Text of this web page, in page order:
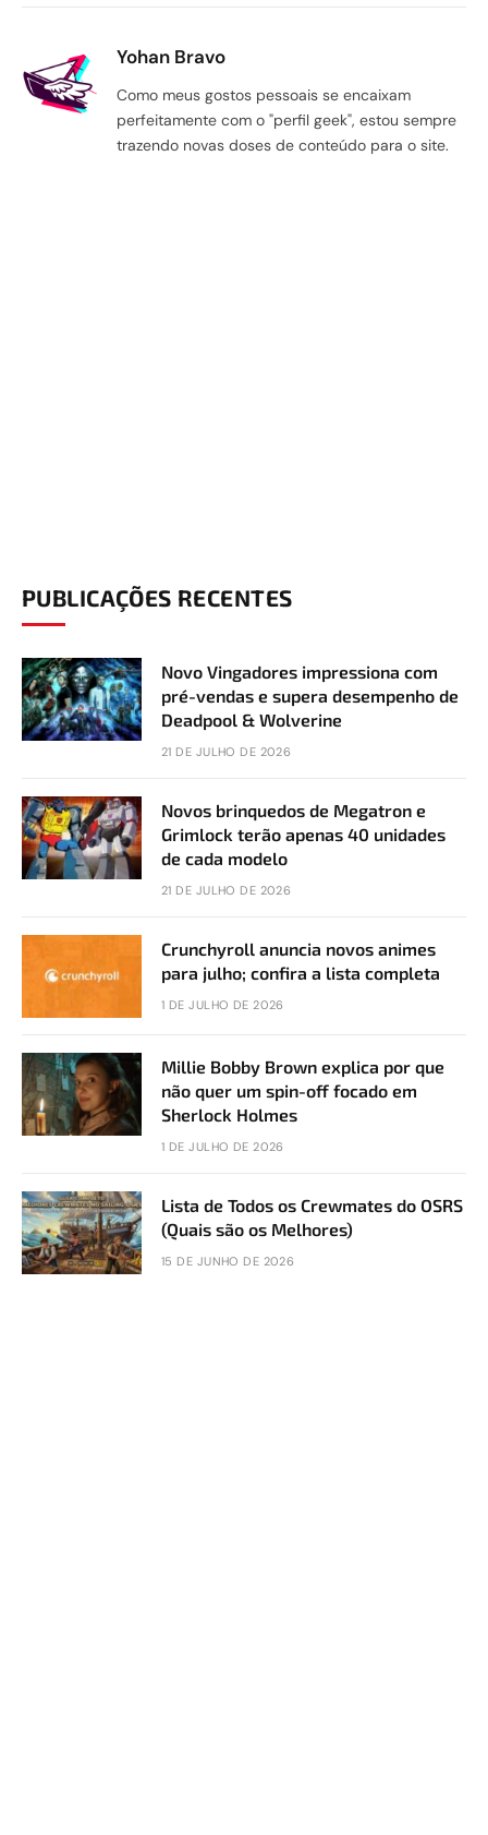
Yohan Bravo
Como meus gostos pessoais se encaixam
perfeitamente com o "perfil geek", estou sempre
trazendo novas doses de conteúdo para o site.
PUBLICAÇÕES RECENTES
Novo Vingadores impressiona com
pré-vendas e supera desempenho de
Deadpool & Wolverine
21 DE JULHO DE 2026
Novos brinquedos de Megatron e
Grimlock terão apenas 40 unidades
de cada modelo
21 DE JULHO DE 2026
Crunchyroll anuncia novos animes
para julho; confira a lista completa
1 DE JULHO DE 2026
Millie Bobby Brown explica por que
não quer um spin-off focado em
Sherlock Holmes
1 DE JULHO DE 2026
Lista de Todos os Crewmates do OSRS
(Quais são os Melhores)
15 DE JUNHO DE 2026